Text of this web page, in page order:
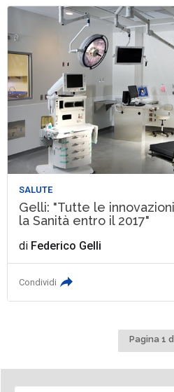
SALUTE
Gelli: "Tutte le
la Sanità entro il 2017"
di Federico Gelli
Condividi
Pagina 1